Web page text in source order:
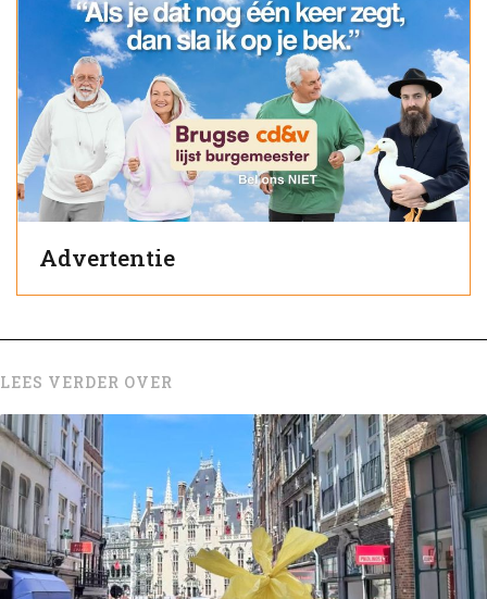
Advertentie
LEES VERDER OVER